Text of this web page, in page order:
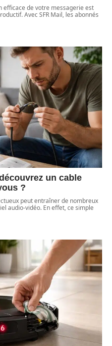
efficace de votre messagerie est
Avec SFR Mail, les abonnés
un cable
?
peut entraîner de nombreux
audio-vidéo. En effet, ce simple